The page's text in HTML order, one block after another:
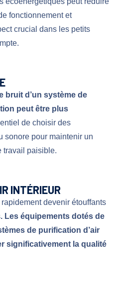
fonctionnement et
crucial dans les petits
bruit d’un système de
peut être plus
de choisir des
sonore pour maintenir un
travail paisible.
INTÉRIEUR
devenir étouffants
. Les équipements dotés de
de purification d’air
significativement la qualité